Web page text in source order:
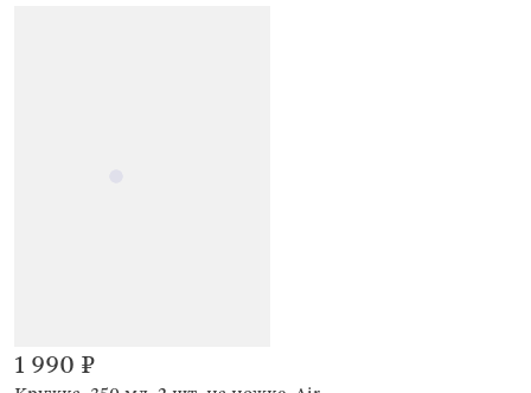
1 990 ₽